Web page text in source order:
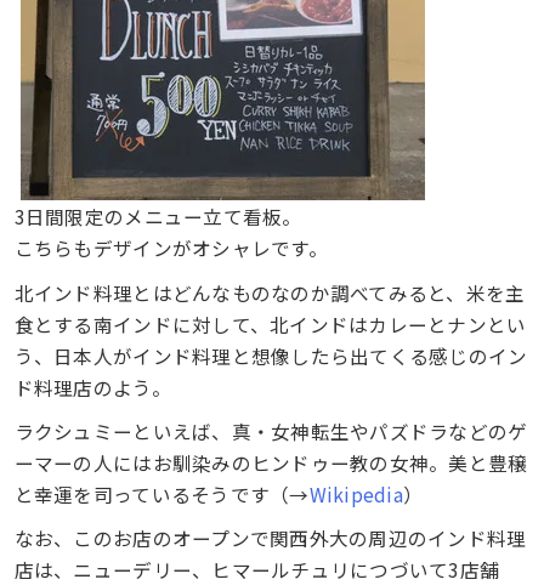
3日間限定のメニュー立て看板。
こちらもデザインがオシャレです。
北インド料理とはどんなものなのか調べてみると、米を主
食とする南インドに対して、北インドはカレーとナンとい
う、日本人がインド料理と想像したら出てくる感じのイン
ド料理店のよう。
ラクシュミーといえば、真・女神転生やパズドラなどのゲ
ーマーの人にはお馴染みのヒンドゥー教の女神。美と豊穣
と幸運を司っているそうです（→Wikipedia）
なお、このお店のオープンで関西外大の周辺のインド料理
店は、ニューデリー、ヒマールチュリにつづいて3店舗